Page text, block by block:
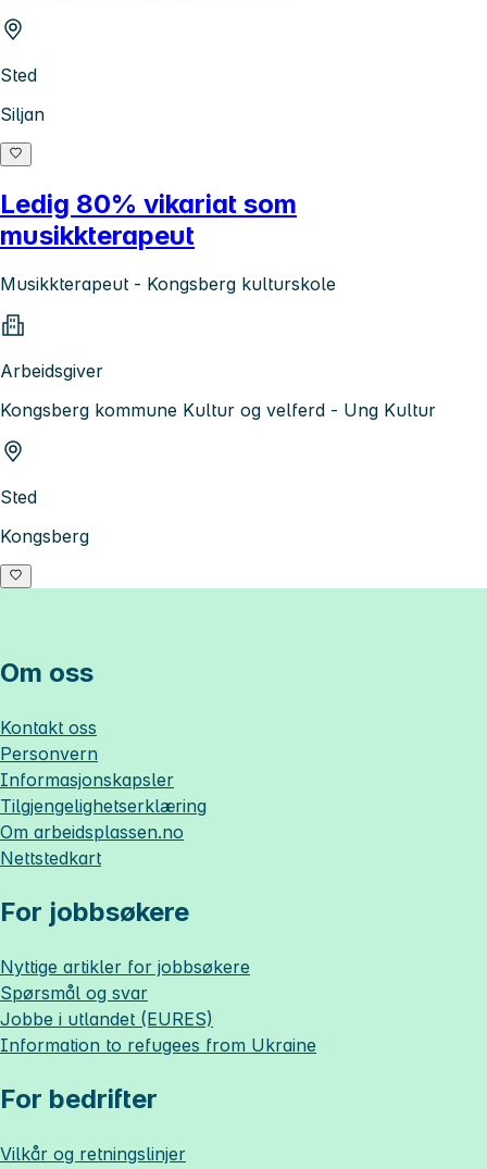
Sted
Siljan
Ledig 80% vikariat som
musikkterapeut
Musikkterapeut - Kongsberg kulturskole
Arbeidsgiver
Kongsberg kommune Kultur og velferd - Ung Kultur
Sted
Kongsberg
Om oss
Kontakt oss
Personvern
Informasjonskapsler
Tilgjengelighetserklæring
Om arbeidsplassen.no
Nettstedkart
For jobbsøkere
Nyttige artikler for jobbsøkere
Spørsmål og svar
Jobbe i utlandet (EURES)
Information to refugees from Ukraine
For bedrifter
Vilkår og retningslinjer